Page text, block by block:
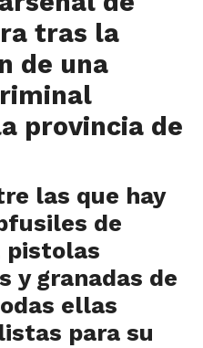
tras la
de una
provincia de
las que hay
de
pistolas
y granadas de
ellas
para su